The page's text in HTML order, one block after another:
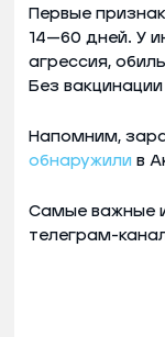
Первые
14—60 дней. У
агрессия,
Без
Напомним,
обнаружили в
Самые важные
телеграм-